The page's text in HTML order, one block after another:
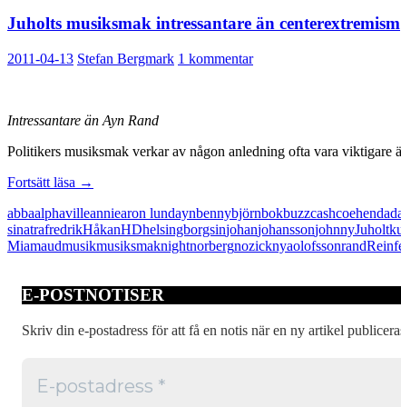
Juholts musiksmak intressantare än centerextremism
2011-04-13 Stefan Bergmark 1 kommentar
Intressantare än Ayn Rand
Politikers musiksmak verkar av någon anledning ofta vara viktigare
Fortsätt läsa Juholts
intressantare
än
centerextremism
→
abbaalphavilleanniearon lundaynbennybjörnbokbuzzcashcoehenda
sinatrafredrikHåkanHDhelsingborgsinjohanjohanssonjohnnyJuholt
Miamaudmusikmusiksmaknightnorbergnozicknyaolofssonrand
E-POSTNOTISER
Skriv din e-postadress för att få en notis när en ny artikel